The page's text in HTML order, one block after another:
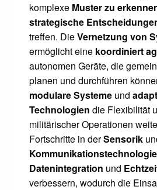
komplexe Muster zu
strategische
treffen. DieVernetzung von
ermöglicht eine koordiniert
autonomen Geräte, die
planen und durchführen
modulare Systeme und
Technologien die Flexibilität
militärischer Operationen
Fortschritte in derSensorik
Kommunikationstechnologie
Datenintegration und
verbessern, wodurch die